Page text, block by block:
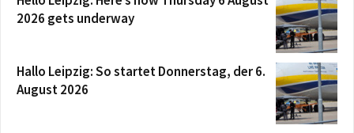
2026 gets underway
Hallo Leipzig: So startet Donnerstag, der 6.
August 2026